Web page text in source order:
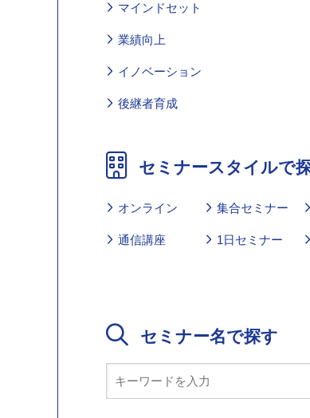
マインドセット
業績向上
イノベーション
後継者育成
セミナースタイルで
オンライン 集合セミナー
通信講座 1日セミナー
セミナー名で探す